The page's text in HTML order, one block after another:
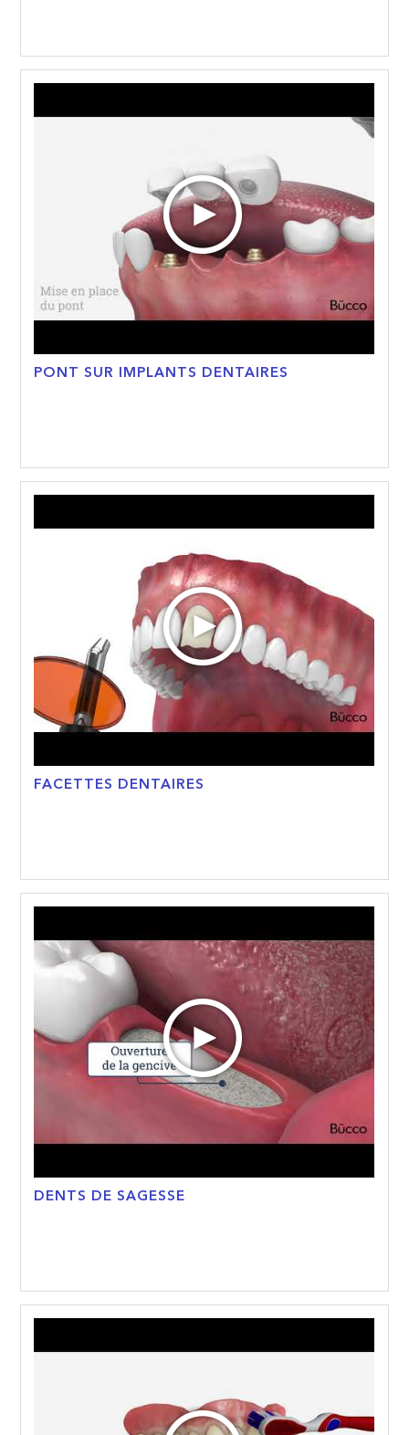
PONT SUR IMPLANTS DENTAIRES
FACETTES DENTAIRES
DENTS DE SAGESSE